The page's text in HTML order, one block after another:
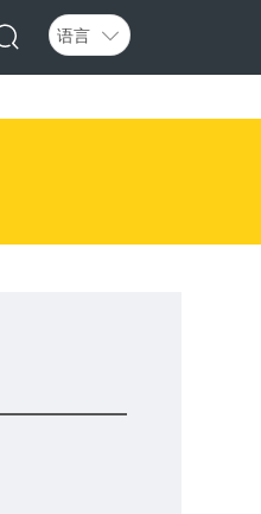
语言